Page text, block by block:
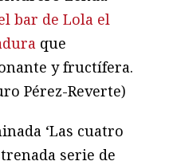
bar de Lola el
que
y fructífera.
Pérez-Reverte)
‘Las cuatro
serie de